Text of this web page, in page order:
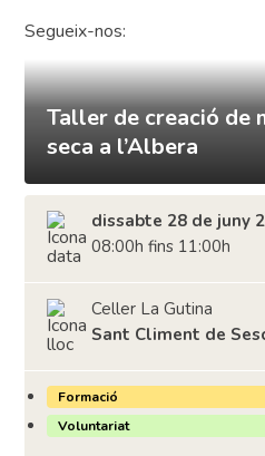
content
Segueix-nos:
Taller de creació de
seca a l’Albera
dissabte 28 de juny
08:00h fins 11:00h
Celler La Gutina
Sant Climent de
Formació
Voluntariat